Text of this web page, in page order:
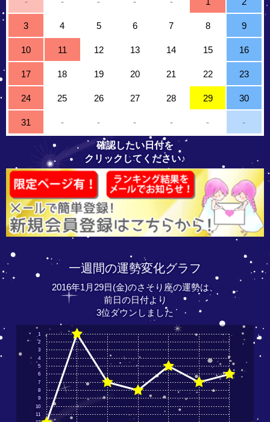
3 4 5 6 7 8 9
10 11 12 13 14 15 16
17 18 19 20 21 22 23
24 25 26 27 28 29 30
31 - - - - - -
確認したい日付を
クリックしてください♪
一週間の運勢変化グラフ
2016年1月29日(金)のさそり座の運勢は、
前日の日付より
3位ダウンしました
11
10
9
8
7
6
5
4
3
2
1